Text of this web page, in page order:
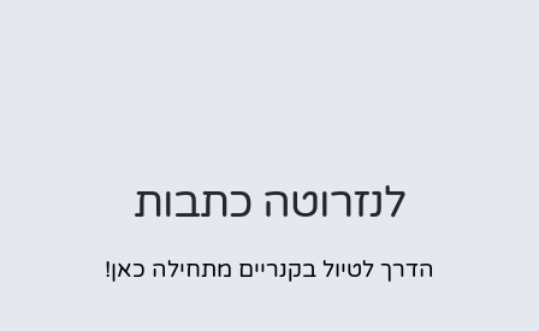
לנזרוטה כתבות
הדרך לטיול בקנריים מתחילה כאן!